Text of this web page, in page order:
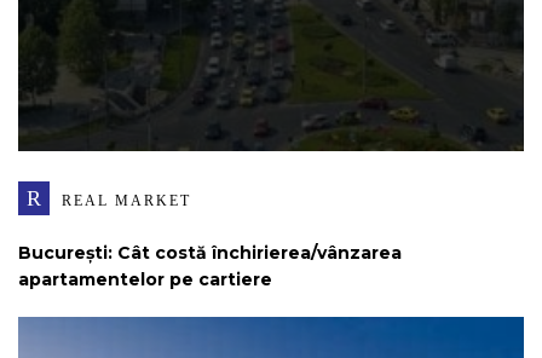
R REAL MARKET
București: Cât costă închirierea/vânzarea
apartamentelor pe cartiere